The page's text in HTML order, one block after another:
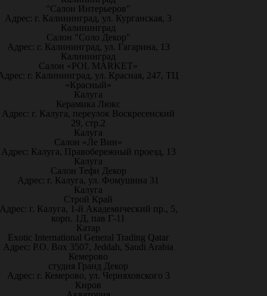
"Салон Интерьеров"
Адрес: г. Калининград, ул. Курганская, 3
Калининград
Салон "Соло Декор"
Адрес: г. Калининград, ул. Гагарина, 13
Калининград
Салон «POL MARKET»
г. Калининград, ул. Красная, 247, ТЦ
«Красный»
Калуга
Керамика Люкс
Адрес: г. Калуга, переулок Воскресенский
29, стр.2
Калуга
Салон «Ле Вин»
Адрес: Калуга, Правобережный проезд, 13
Калуга
Салон Тефи Декор
Адрес: г. Калуга, ул. Фомушина 31
Калуга
Строй Край
г. Калуга, 1-й Академический пр., 5,
корп. 1Д, пав Г-11
Катар
Exotic International General Trading Qatar
Адрес: P.O. Box 3507, Jeddah, Saudi Arabia
Кемерово
студия Гранд Декор
Адрес: г. Кемерово, ул. Черняховского 3
Киров